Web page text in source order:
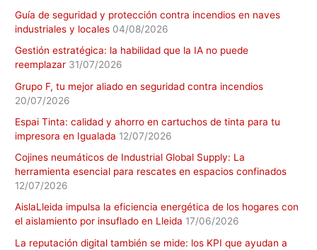
Guía de seguridad y protección contra incendios en naves
industriales y locales 04/08/2026
Gestión estratégica: la habilidad que la IA no puede
reemplazar 31/07/2026
Grupo F, tu mejor aliado en seguridad contra incendios
20/07/2026
Espai Tinta: calidad y ahorro en cartuchos de tinta para tu
impresora en Igualada 12/07/2026
Cojines neumáticos de Industrial Global Supply: La
herramienta esencial para rescates en espacios confinados
12/07/2026
AislaLleida impulsa la eficiencia energética de los hogares con
el aislamiento por insuflado en Lleida 17/06/2026
La reputación digital también se mide: los KPI que ayudan a